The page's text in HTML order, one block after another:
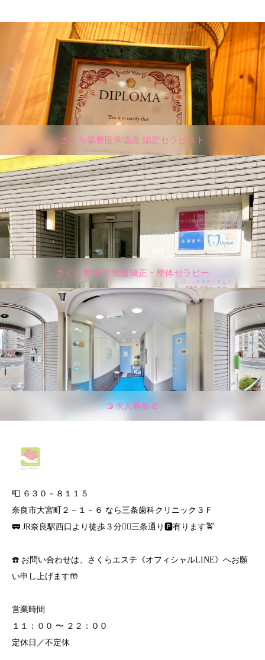
さくら姿整医学協会 認定セラピスト
さくら整体院 骨盤矯正・整体セラピー
🫱求人募集🫲
📮 ６３０－８１１５
奈良市大宮町２－１－６ なら三条歯科クリニック３Ｆ
🚃 JR奈良駅西口より徒歩３分🚶‍♀️三条通り🅿️有ります🚖
☎️ お問い合わせは、さくらエステ《オフィシャルLINE》へお願
い申し上げます🤲
営業時間
１１：００ 〜 ２２：００
定休日／不定休